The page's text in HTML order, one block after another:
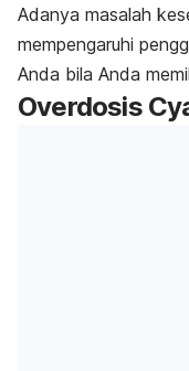
Adanya masalah
mempengaruhi
Anda bila Anda
Overdosis